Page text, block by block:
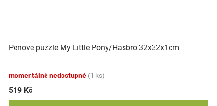
Pěnové puzzle My Little Pony/Hasbro 32x32x1cm
momentálně nedostupné (1 ks)
519 Kč